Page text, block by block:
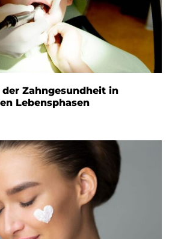
Zahngesundheit in
Lebensphasen